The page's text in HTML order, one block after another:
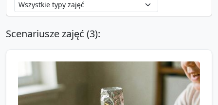
Scenariusze zajęć (3):